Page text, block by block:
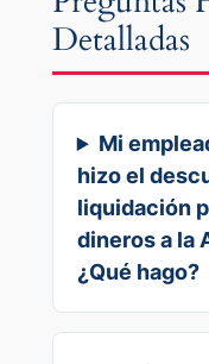
Detalladas
Mi
hizo el
liquidación
dineros a la
¿Qué hago?